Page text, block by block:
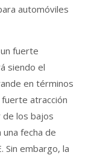
automóviles
fuerte
siendo el
en términos
atracción
los bajos
fecha de
Sin embargo, la